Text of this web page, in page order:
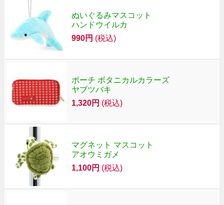
ぬいぐるみマスコット
ハンドウイルカ
990円 (税込)
ポーチ ボタニカルカラーズ
ヤブツバキ
1,320円 (税込)
マグネット マスコット
アオウミガメ
1,100円 (税込)